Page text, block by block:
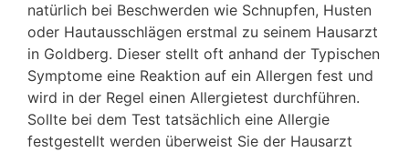
natürlich bei Beschwerden wie Schnupfen, Husten
oder Hautausschlägen erstmal zu seinem Hausarzt
in Goldberg. Dieser stellt oft anhand der Typischen
Symptome eine Reaktion auf ein Allergen fest und
wird in der Regel einen Allergietest durchführen.
Sollte bei dem Test tatsächlich eine Allergie
festgestellt werden überweist Sie der Hausarzt